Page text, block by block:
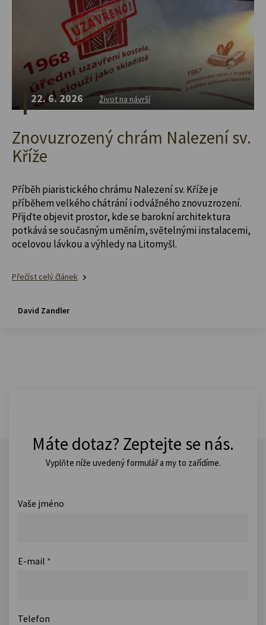
22. 6. 2026 Život na návrší
Znovuzrozený chrám Nalezení sv.
Kříže
Příběh piaristického chrámu Nalezení sv. Kříže je
příběhem velkého chátrání i odvážného znovuzrození.
Přijďte objevit prostor, kde se barokní architektura
potkává se současným uměním, světelnými instalacemi,
ocelovou lávkou a výhledy na Litomyšl.
Přečíst celý článek
David Zandler
Máte dotaz? Zeptejte se nás.
Vyplňte níže uvedený formulář a my to zařídíme.
Vaše jméno
E-mail *
Telefon